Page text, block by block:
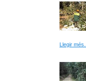
Llegir més...